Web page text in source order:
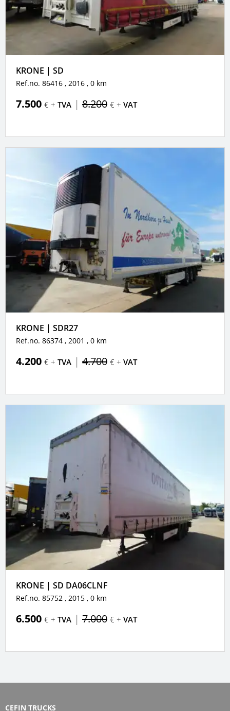
KRONE | SD
Ref.no. 86416 , 2016 , 0 km
7.500 € + TVA | 8.200 € + VAT
KRONE | SDR27
Ref.no. 86374 , 2001 , 0 km
4.200 € + TVA | 4.700 € + VAT
KRONE | SD DA06CLNF
Ref.no. 85752 , 2015 , 0 km
6.500 € + TVA | 7.000 € + VAT
CEFIN TRUCKS